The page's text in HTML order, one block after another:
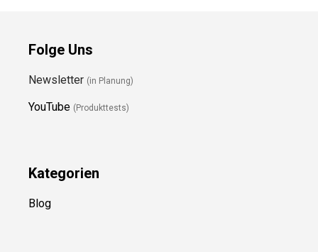
Folge Uns
Newsletter (in Planung)
YouTube (Produkttests)
Kategorien
Blog